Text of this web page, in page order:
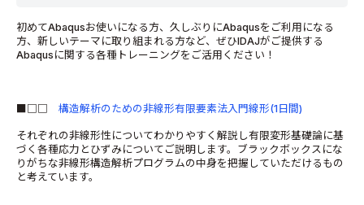
初めてAbaqusお使いになる方、久しぶりにAbaqusをご利用になる
方、新しいテーマに取り組まれる方など、ぜひIDAJがご提供する
Abaqusに関する各種トレーニングをご活用ください！
■□□ 構造解析のための非線形有限要素法入門線形(1日間)
それぞれの非線形性についてわかりやすく解説し有限変形基礎論に基
づく各種応力とひずみについてご説明します。ブラックボックスにな
りがちな非線形構造解析プログラムの中身を把握していただけるもの
と考えています。